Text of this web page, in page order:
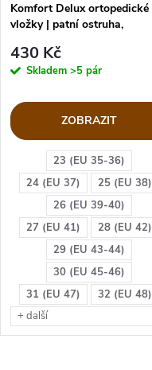
23 (EU 35-36)
24 (EU 37)
25 (EU 38)
26 (EU 39-40)
27 (EU 41)
28 (EU 42)
29 (EU 43-44)
30 (EU 45-46)
31 (EU 47)
32 (EU 48)
+ další
Komfort Delux ortopedické
vložky | patní ostruha,
430 Kč
Skladem >5 pár
ZOBRAZIT